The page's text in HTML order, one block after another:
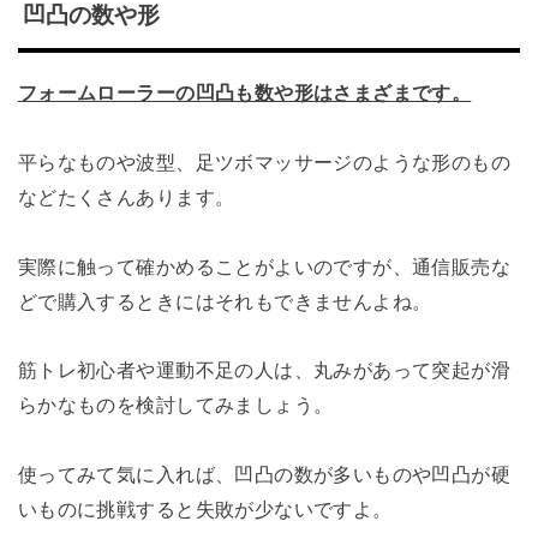
凹凸の数や形
フォームローラーの凹凸も数や形はさまざまです。
平らなものや波型、足ツボマッサージのような形のもの
などたくさんあります。
実際に触って確かめることがよいのですが、通信販売な
どで購入するときにはそれもできませんよね。
筋トレ初心者や運動不足の人は、丸みがあって突起が滑
らかなものを検討してみましょう。
使ってみて気に入れば、凹凸の数が多いものや凹凸が硬
いものに挑戦すると失敗が少ないですよ。